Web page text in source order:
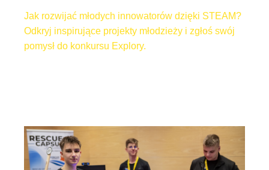
Jak rozwijać młodych innowatorów dzięki STEAM?
Odkryj inspirujące projekty młodzieży i zgłoś swój
pomysł do konkursu Explory.